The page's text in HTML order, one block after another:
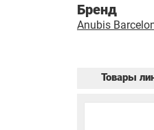
Бренд
Anubis
Товары